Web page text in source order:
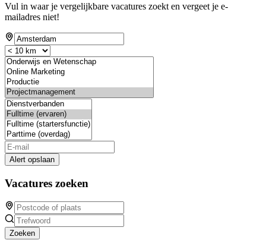
Vul in waar je vergelijkbare vacatures zoekt en vergeet je e-
mailadres niet!
Alert opslaan
Vacatures zoeken
Zoeken